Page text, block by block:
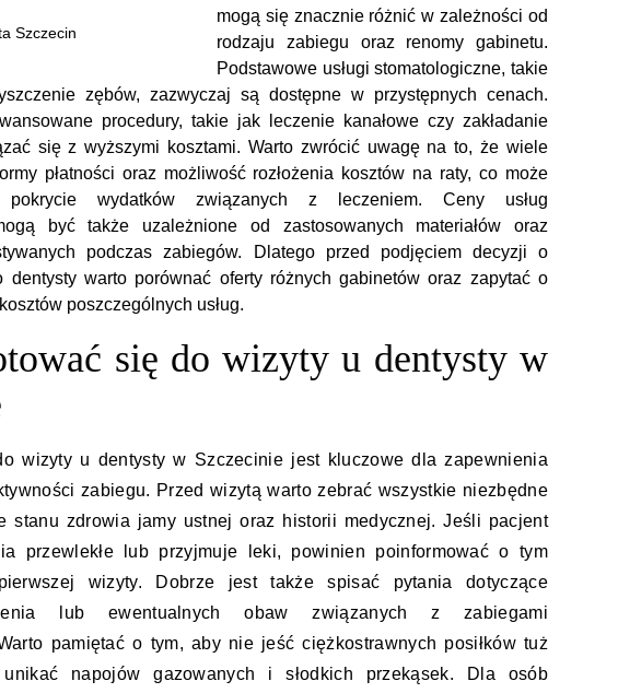
Szczecin
mogą się znacznie różnić w zależności od
rodzaju zabiegu oraz renomy gabinetu.
Podstawowe usługi stomatologiczne, takie
zębów, zazwyczaj są dostępne w przystępnych cenach.
procedury, takie jak leczenie kanałowe czy zakładanie
się z wyższymi kosztami. Warto zwrócić uwagę na to, że wiele
płatności oraz możliwość rozłożenia kosztów na raty, co może
pokrycie wydatków związanych z leczeniem. Ceny usług
być także uzależnione od zastosowanych materiałów oraz
podczas zabiegów. Dlatego przed podjęciem decyzji o
dentysty warto porównać oferty różnych gabinetów oraz zapytać o
poszczególnych usług.
się do wizyty u dentysty w
wizyty u dentysty w Szczecinie jest kluczowe dla zapewnienia
zabiegu. Przed wizytą warto zebrać wszystkie niezbędne
stanu zdrowia jamy ustnej oraz historii medycznej. Jeśli pacjent
przewlekłe lub przyjmuje leki, powinien poinformować o tym
wizyty. Dobrze jest także spisać pytania dotyczące
lub ewentualnych obaw związanych z zabiegami
pamiętać o tym, aby nie jeść ciężkostrawnych posiłków tuż
napojów gazowanych i słodkich przekąsek. Dla osób